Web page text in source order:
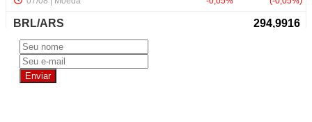
NewsLetter